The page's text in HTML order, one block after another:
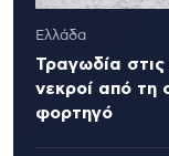
Ελλάδα
Τραγωδία
νεκροί από τη
φορτηγό